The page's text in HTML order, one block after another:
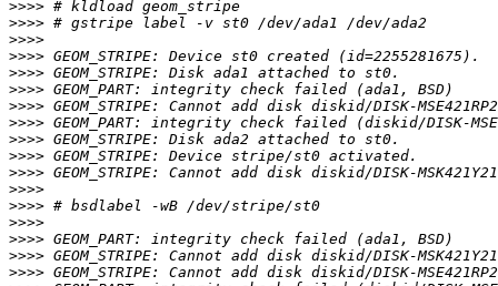
>>>>
>>>>
>>>>
>>>>
>>>>
>>>>
>>>>
>>>>
>>>>
>>>>
>>>>
>>>>
>>>>
>>>>
>>>>
>>>>
>>>>